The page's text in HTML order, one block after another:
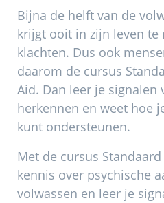
Bijna de helft van de
krijgt ooit in zijn leven te
klachten. Dus ook
daarom de cursus
Aid. Dan leer je signalen
herkennen en weet hoe
kunt ondersteunen.
Met de cursus
kennis over psychische
volwassen en leer je